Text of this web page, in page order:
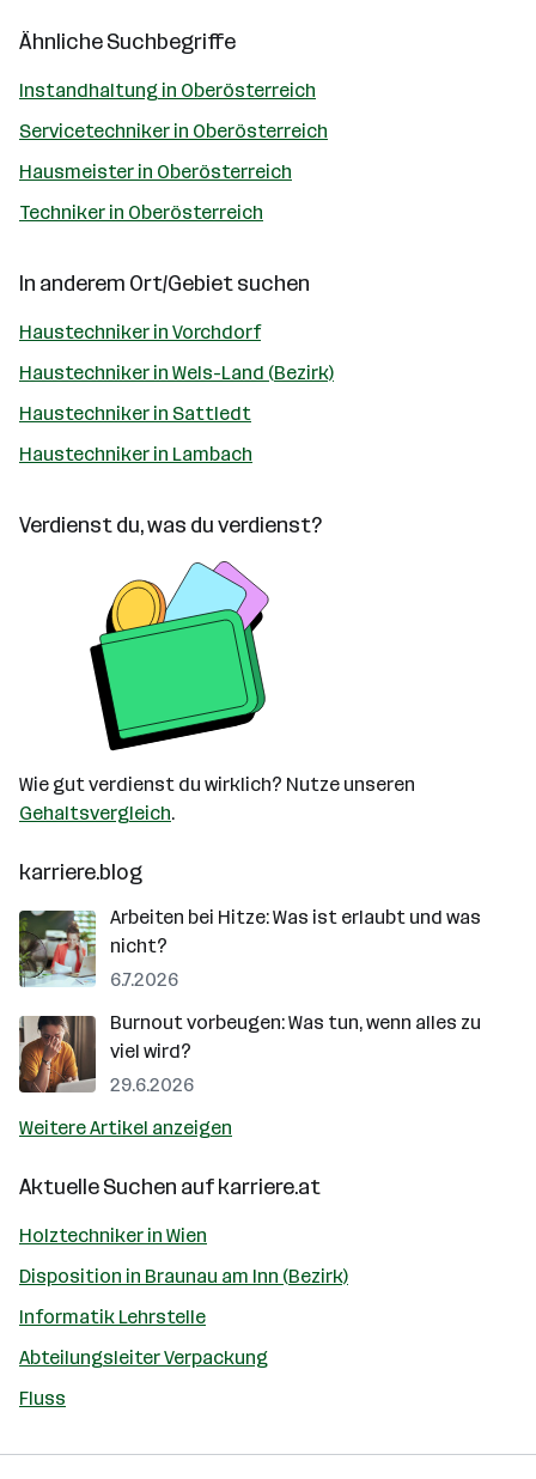
Ähnliche Suchbegriffe
Instandhaltung in Oberösterreich
Servicetechniker in Oberösterreich
Hausmeister in Oberösterreich
Techniker in Oberösterreich
In anderem Ort/Gebiet suchen
Haustechniker in Vorchdorf
Haustechniker in Wels-Land (Bezirk)
Haustechniker in Sattledt
Haustechniker in Lambach
Verdienst du, was du verdienst?
Wie gut verdienst du wirklich? Nutze unseren
Gehaltsvergleich.
karriere.blog
Arbeiten bei Hitze: Was ist erlaubt und was
nicht?
6.7.2026
Burnout vorbeugen: Was tun, wenn alles zu
viel wird?
29.6.2026
Weitere Artikel anzeigen
Aktuelle Suchen aufkarriere.at
Holztechniker in Wien
Disposition in Braunau am Inn (Bezirk)
Informatik Lehrstelle
Abteilungsleiter Verpackung
Fluss